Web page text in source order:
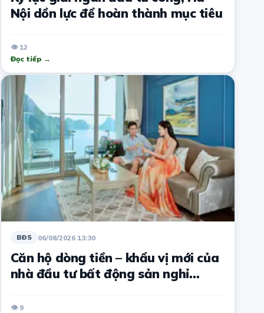
Nội dồn lực để hoàn thành mục tiêu
👁 12
Đọc tiếp →
BĐS 06/08/2026 13:30
Căn hộ dòng tiền – khẩu vị mới của
nhà đầu tư bất động sản nghỉ
👁 9